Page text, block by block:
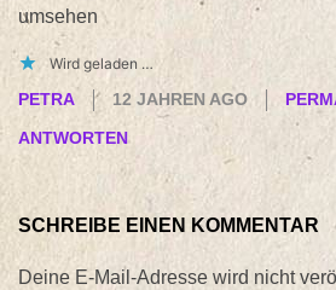
umsehen
Wird geladen …
PETRA
12 JAHREN AGO
ANTWORTEN
SCHREIBE EINEN KOMMENTAR
Deine E-Mail-Adresse wird nicht